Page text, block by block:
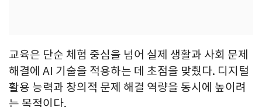
교육은 단순 체험 중심을 넘어 실제 생활과 사회 문제
해결에 AI 기술을 적용하는 데 초점을 맞췄다. 디지털
활용 능력과 창의적 문제 해결 역량을 동시에 높이려
는 목적이다.